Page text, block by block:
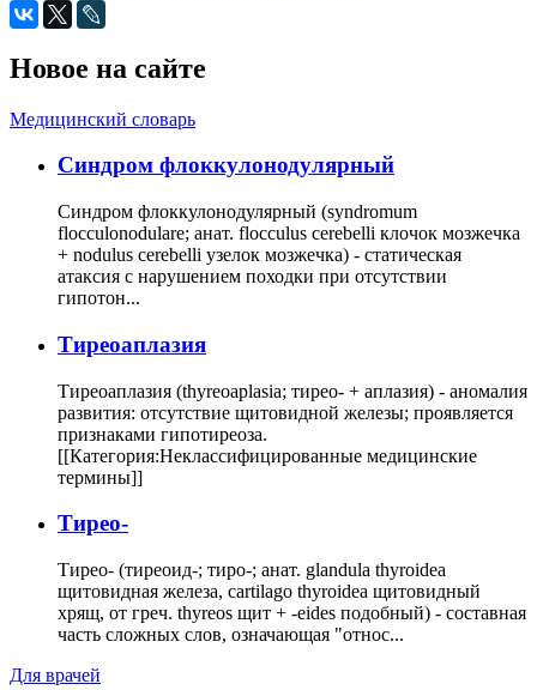
Новое на сайте
Медицинский словарь
Cиндром флоккулонодулярный
Синдром флоккулонодулярный (syndromum
flocculonodulare; анат. flocculus cerebelli клочок мозжечка
+ nodulus cerebelli узелок мозжечка) - статическая
атаксия с нарушением походки при отсутствии
гипотон...
Тиреоаплазия
Тиреоаплазия (thyreoaplasia; тирео- + аплазия) - аномалия
развития: отсутствие щитовидной железы; проявляется
признаками гипотиреоза.
[[Категория:Неклассифицированные медицинские
термины]]
Тирео-
Тирео- (тиреоид-; тиро-; анат. glandula thyroidea
щитовидная железа, cartilago thyroidea щитовидный
хрящ, от греч. thyreos щит + -eides подобный) - составная
часть сложных слов, означающая "относ...
Для врачей